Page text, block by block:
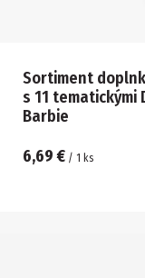
Sortiment
s 11 tematickými
Barbie
6,69 €/ 1 ks